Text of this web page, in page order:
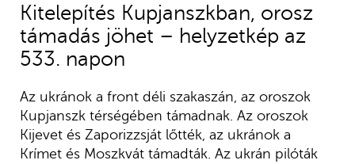
Kitelepítés Kupjanszkban, orosz
támadás jöhet – helyzetkép az
533. napon
Az ukránok a front déli szakaszán, az oroszok
Kupjanszk térségében támadnak. Az oroszok
Kijevet és Zaporizzsját lőtték, az ukránok a
Krímet és Moszkvát támadták. Az ukrán pilóták